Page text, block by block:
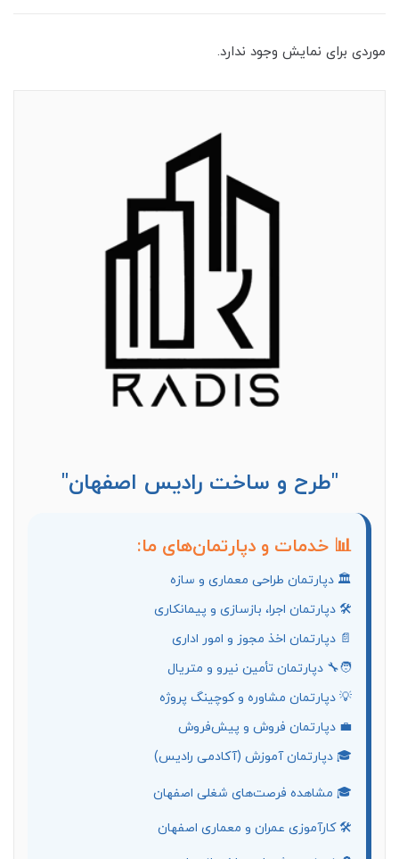
موردی برای نمایش وجود ندارد.
"طرح و ساخت رادیس اصفهان"
📊 خدمات و دپارتمان‌های ما:
🏛 دپارتمان طراحی معماری و سازه
🛠 دپارتمان اجرا، بازسازی و پیمانکاری
📄 دپارتمان اخذ مجوز و امور اداری
🧑‍🔧 دپارتمان تأمین نیرو و متریال
💡 دپارتمان مشاوره و کوچینگ پروژه
💼 دپارتمان فروش و پیش‌فروش
🎓 دپارتمان آموزش (آکادمی رادیس)
🎓 مشاهده فرصت‌های شغلی اصفهان
🛠 کارآموزی عمران و معماری اصفهان